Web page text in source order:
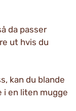
da passer
ut hvis du
kan du blande
i en liten mugge